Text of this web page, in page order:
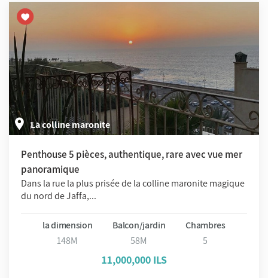
La colline maronite
Penthouse 5 pièces, authentique, rare avec vue mer
panoramique
Dans la rue la plus prisée de la colline maronite magique
du nord de Jaffa,...
la dimension
148M
Balcon/jardin
58M
Chambres
5
11,000,000 ILS